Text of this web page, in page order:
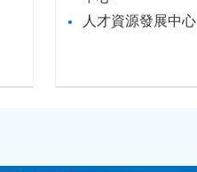
人才資源發展中心